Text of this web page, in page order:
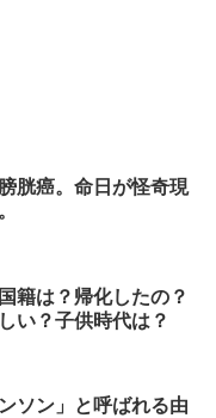
胱癌。命日が怪奇現
籍は？帰化したの？
い？子供時代は？
ソン」と呼ばれる由